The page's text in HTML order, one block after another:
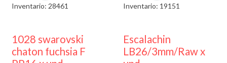
Inventario: 28461 Inventario: 19151
1028 swarovski
chaton fuchsia F
Escalachin
LB26/3mm/Raw x